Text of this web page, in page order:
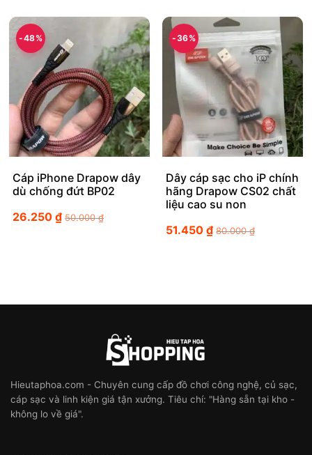
-48%
Cáp iPhone Drapow dây
dù chống đứt BP02
26.250 ₫ 50.000₫
-36%
Dây cáp sạc cho iP chính
hãng Drapow CS02 chất
liệu cao su non
51.450₫ 80.000₫
Hieutaphoa.com - Chuyên cung cấp đồ chơi công nghệ, củ sạc,
cáp sạc và linh kiện giá tận xưởng. Tiêu chí: "Hàng sẵn tại kho -
không lo về giá".